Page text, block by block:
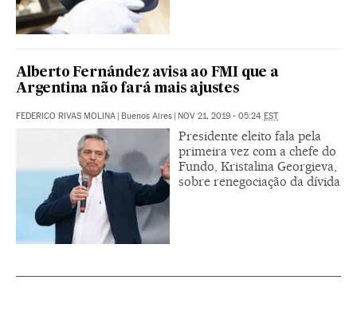
Alberto Fernández avisa ao FMI que a
Argentina não fará mais ajustes
FEDERICO RIVAS MOLINA | Buenos Aires | NOV 21, 2019 - 05:24 EST
Presidente eleito fala pela
primeira vez com a chefe do
Fundo, Kristalina Georgieva,
sobre renegociação da dívida